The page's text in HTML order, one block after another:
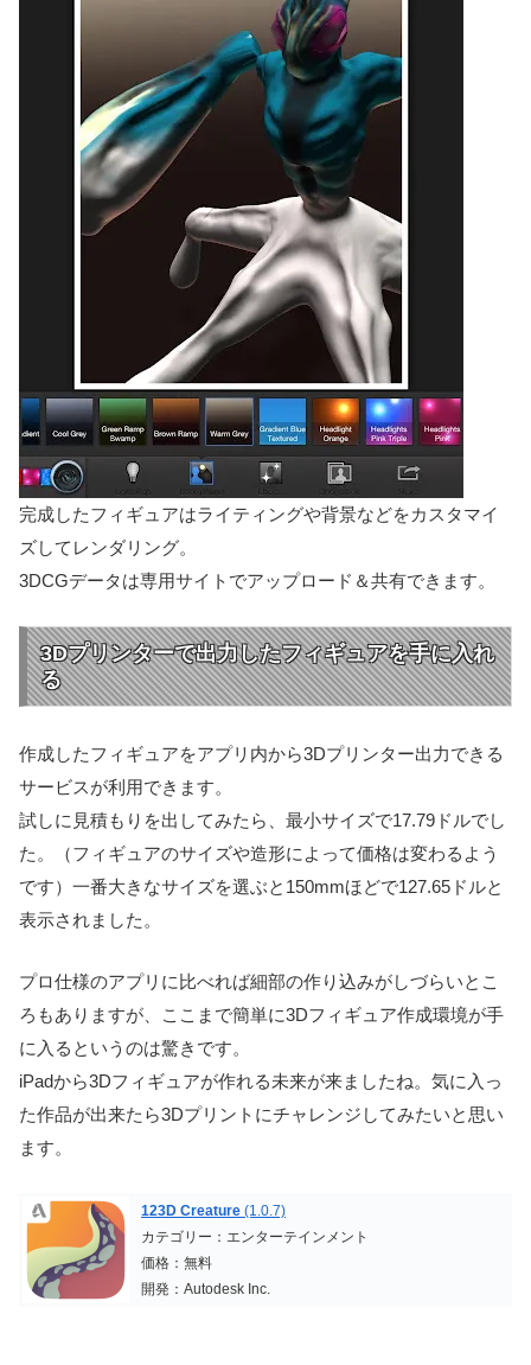
完成したフィギュアはライティングや背景などをカスタマイ
ズしてレンダリング。
3DCGデータは専用サイトでアップロード＆共有できます。
3Dプリンターで出力したフィギュアを手に入れ
る
作成したフィギュアをアプリ内から3Dプリンター出力できる
サービスが利用できます。
試しに見積もりを出してみたら、最小サイズで17.79ドルでし
た。（フィギュアのサイズや造形によって価格は変わるよう
です）一番大きなサイズを選ぶと150mmほどで127.65ドルと
表示されました。
プロ仕様のアプリに比べれば細部の作り込みがしづらいとこ
ろもありますが、ここまで簡単に3Dフィギュア作成環境が手
に入るというのは驚きです。
iPadから3Dフィギュアが作れる未来が来ましたね。気に入っ
た作品が出来たら3Dプリントにチャレンジしてみたいと思い
ます。
123D Creature (1.0.7)
カテゴリー：エンターテインメント
価格：無料
開発：Autodesk Inc.